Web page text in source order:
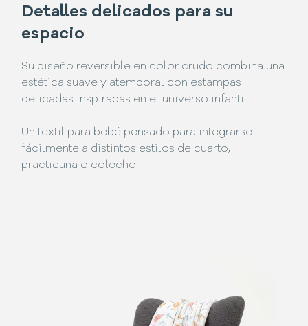
Detalles delicados para su
espacio
Su diseño reversible en color crudo combina una
estética suave y atemporal con estampas
delicadas inspiradas en el universo infantil.
Un textil para bebé pensado para integrarse
fácilmente a distintos estilos de cuarto,
practicuna o colecho.